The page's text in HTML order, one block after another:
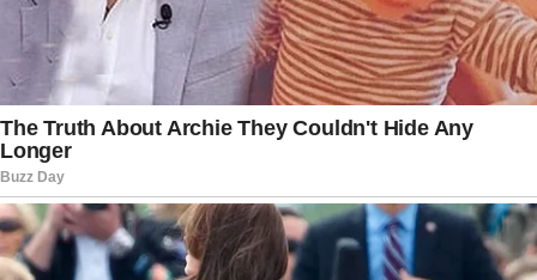
suspense cresceu ainda mais quando fontes
ligadas ao setor afirmaram que a decisão já
estaria praticamente definida internamente.
Mesmo assim, nenhuma confirmação oficial
havia sido divulgada naquele momento,
aumentando o clima de mistério em torno do
caso.